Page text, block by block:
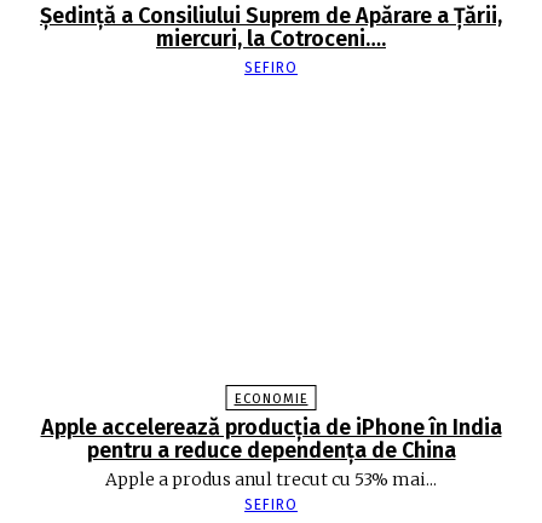
Şedinţă a Consiliului Suprem de Apărare a Ţării,
miercuri, la Cotroceni….
SEFIRO
ECONOMIE
Apple accelerează producția de iPhone în India
pentru a reduce dependența de China
Apple a produs anul trecut cu 53% mai...
SEFIRO